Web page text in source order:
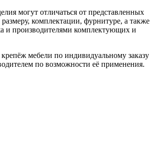
могут отличаться от представленных
размеру, комплектации, фурнитуре, а также
и производителями комплектующих и
мебели по индивидуальному заказу
по возможности её применения.